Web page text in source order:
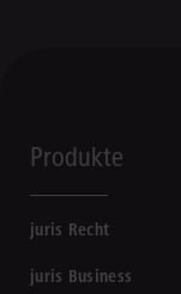
Produkte
juris Recht
juris Business